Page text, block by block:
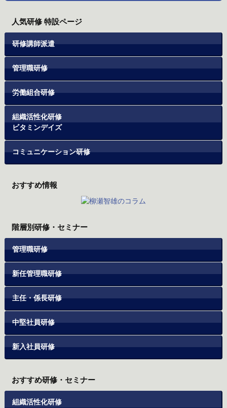
人気研修 特設ページ
研修講師派遣
管理職研修
労働組合研修
組織活性化研修
ビタミンデイズ
コミュニケーション研修
おすすめ情報
階層別研修・セミナー
管理職研修
新任管理職研修
主任・係長研修
中堅社員研修
新入社員研修
おすすめ研修・セミナー
組織活性化研修